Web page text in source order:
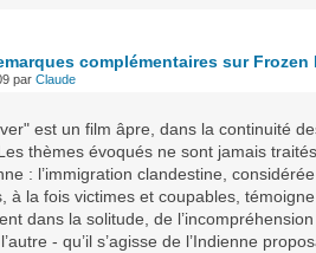
complémentaires sur Frozen
par Claude
est un film âpre, dans la continuité
thèmes évoqués ne sont jamais
: l’immigration clandestine,
à la fois victimes et coupables,
dans la solitude, de
- qu’il s’agisse de l’Indienne